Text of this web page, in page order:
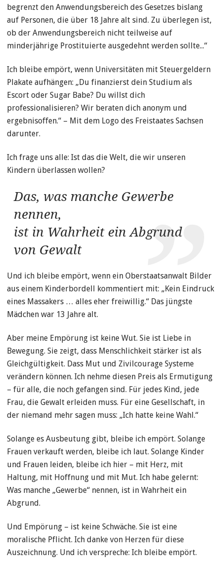
begrenzt den Anwendungsbereich des Gesetzes bislang
auf Personen, die über 18 Jahre alt sind. Zu überlegen ist,
ob der Anwendungsbereich nicht teilweise auf
minderjährige Prostituierte ausgedehnt werden sollte...“
Ich bleibe empört, wenn Universitäten mit Steuergeldern
Plakate aufhängen: „Du finanzierst dein Studium als
Escort oder Sugar Babe? Du willst dich
professionalisieren? Wir beraten dich anonym und
ergebnisoffen.“ – Mit dem Logo des Freistaates Sachsen
darunter.
Ich frage uns alle: Ist das die Welt, die wir unseren
Kindern überlassen wollen?
Das, was manche Gewerbe
nennen,
ist in Wahrheit ein Abgrund
von Gewalt
Und ich bleibe empört, wenn ein Oberstaatsanwalt Bilder
aus einem Kinderbordell kommentiert mit: „Kein Eindruck
eines Massakers … alles eher freiwillig.“ Das jüngste
Mädchen war 13 Jahre alt.
Aber meine Empörung ist keine Wut. Sie ist Liebe in
Bewegung. Sie zeigt, dass Menschlichkeit stärker ist als
Gleichgültigkeit. Dass Mut und Zivilcourage Systeme
verändern können. Ich nehme diesen Preis als Ermutigung
– für alle, die noch gefangen sind. Für jedes Kind, jede
Frau, die Gewalt erleiden muss. Für eine Gesellschaft, in
der niemand mehr sagen muss: „Ich hatte keine Wahl.“
Solange es Ausbeutung gibt, bleibe ich empört. Solange
Frauen verkauft werden, bleibe ich laut. Solange Kinder
und Frauen leiden, bleibe ich hier – mit Herz, mit
Haltung, mit Hoffnung und mit Mut. Ich habe gelernt:
Was manche „Gewerbe“ nennen, ist in Wahrheit ein
Abgrund.
Und Empörung – ist keine Schwäche. Sie ist eine
moralische Pflicht. Ich danke von Herzen für diese
Auszeichnung. Und ich verspreche: Ich bleibe empört.